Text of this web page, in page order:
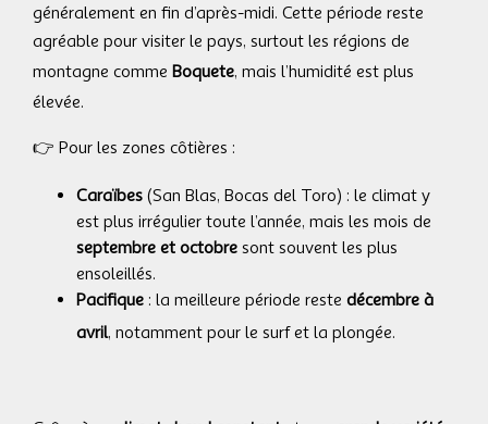
généralement en fin d’après-midi. Cette période reste
agréable pour visiter le pays, surtout les régions de
montagne comme Boquete, mais l’humidité est plus
élevée.
👉 Pour les zones côtières :
Caraïbes (San Blas, Bocas del Toro) : le climat y
est plus irrégulier toute l’année, mais les mois de
septembre et octobre sont souvent les plus
ensoleillés.
Pacifique : la meilleure période reste décembre à
avril, notamment pour le surf et la plongée.